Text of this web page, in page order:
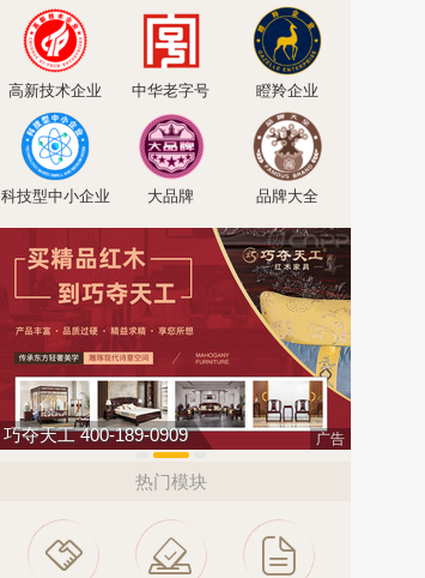
高新技术企业 中华老字号 瞪羚企业
科技型中小企业 大品牌 品牌大全
巧夺天工 400-189-0909 广告
热门模块